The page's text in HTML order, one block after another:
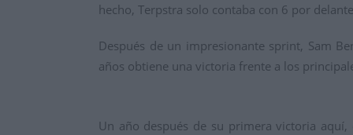
hecho, Terpstra solo contaba con 6 por
Después de un impresionante sprint, Sam
años obtiene una victoria frente a los
Un año después de su primera victoria